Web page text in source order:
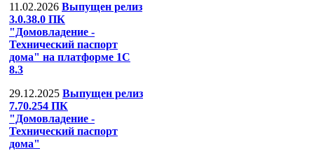
11.02.2026 Выпущен релиз
3.0.38.0 ПК
"Домовладение -
Технический паспорт
дома" на платформе 1С
8.3
29.12.2025 Выпущен релиз
7.70.254 ПК
"Домовладение -
Технический паспорт
дома"